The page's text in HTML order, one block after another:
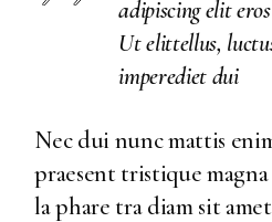
adipiscing elit
Ut elittellus,
imperediet dui
Nec dui nunc mattis
praesent tristique
la phare tra diam sit